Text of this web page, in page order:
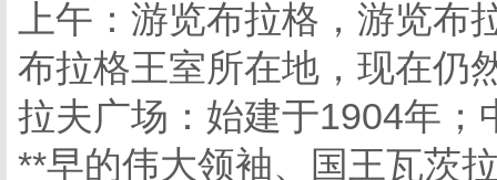
上午：游览布拉格，游览
布拉格王室所在地，现在仍
拉夫广场：始建于1904年
**早的伟大领袖、国王瓦茨